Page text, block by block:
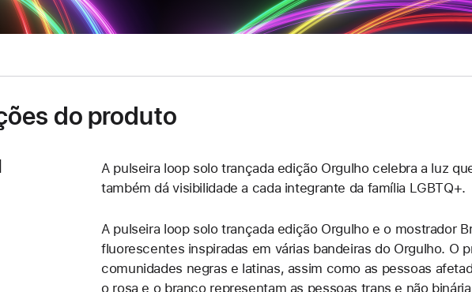
do produto
A pulseira loop solo trançada edição Orgulho celebra a luz
também dá visibilidade a cada integrante da família LGBTQ+.
A pulseira loop solo trançada edição Orgulho e o mostrador
fluorescentes inspiradas em várias bandeiras do Orgulho. O
comunidades negras e latinas, assim como as pessoas
o rosa e o branco representam as pessoas trans e não